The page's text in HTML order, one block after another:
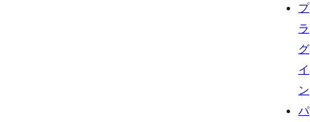
プ
ラ
グ
イ
ン
パ